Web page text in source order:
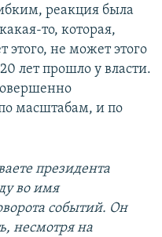
реакция была
то, которая,
этого, не может этого
лет прошло у власти.
масштабам, и по
президента
во имя
событий. Он
несмотря на